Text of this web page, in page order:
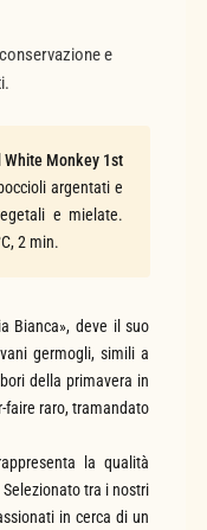
e
White Monkey 1st
argentati e
e mielate.
2 min.
Bianca», deve il suo
germogli, simili a
della primavera in
faire raro, tramandato
la qualità
tra i nostri
in cerca di un